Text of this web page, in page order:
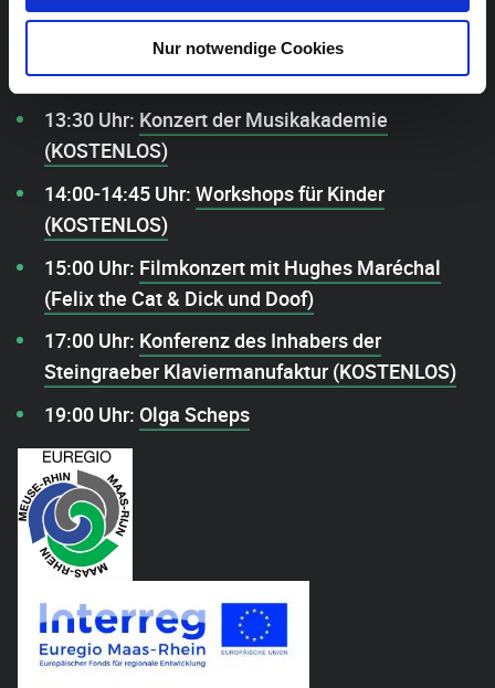
Nur notwendige Cookies
Matineekonzert mit Jean-Christophe
Renault
13:30 Uhr: Konzert der Musikakademie
(KOSTENLOS)
14:00-14:45 Uhr: Workshops für Kinder
(KOSTENLOS)
15:00 Uhr: Filmkonzert mit Hughes Maréchal
(Felix the Cat & Dick und Doof)
17:00 Uhr: Konferenz des Inhabers der
Steingraeber Klaviermanufaktur (KOSTENLOS)
19:00 Uhr: Olga Scheps